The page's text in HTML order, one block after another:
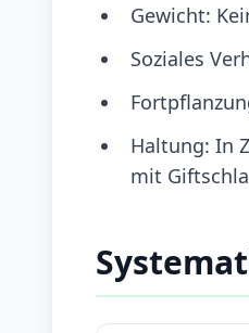
Gewicht:
Soziales
Haltung: In
mit